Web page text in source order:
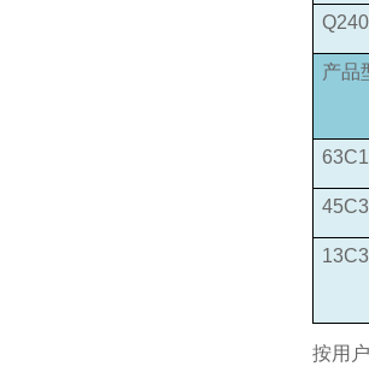
产品
45C3
13C3
按用